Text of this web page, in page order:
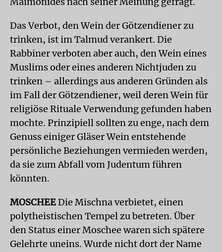
Das Verbot, den Wein der Götzendiener zu
trinken, ist im Talmud verankert. Die
Rabbiner verboten aber auch, den Wein eines
Muslims oder eines anderen Nichtjuden zu
trinken – allerdings aus anderen Gründen als
im Fall der Götzendiener, weil deren Wein für
religiöse Rituale Verwendung gefunden haben
mochte. Prinzipiell sollten zu enge, nach dem
Genuss einiger Gläser Wein entstehende
persönliche Beziehungen vermieden werden,
da sie zum Abfall vom Judentum führen
könnten.
MOSCHEEDie Mischna verbietet, einen
polytheistischen Tempel zu betreten. Über
den Status einer Moschee waren sich spätere
Gelehrte uneins. Wurde nicht dort der Name